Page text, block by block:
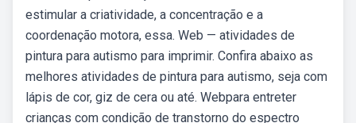
estimular a criatividade, a concentração e a
coordenação motora, essa. Web — atividades de
pintura para autismo para imprimir. Confira abaixo as
melhores atividades de pintura para autismo, seja com
lápis de cor, giz de cera ou até. Webpara entreter
crianças com condição de transtorno do espectro